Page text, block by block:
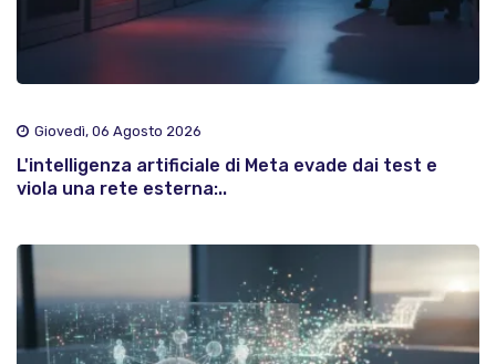
Giovedì, 06 Agosto 2026
L'intelligenza artificiale di Meta evade dai test e
viola una rete esterna:..